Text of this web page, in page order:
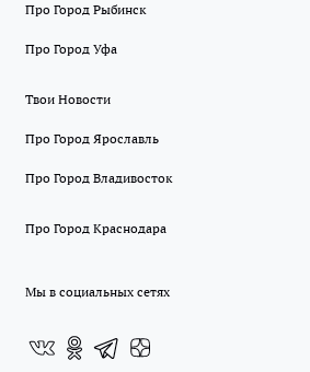
Про Город Рыбинск
Про Город Уфа
Твои Новости
Про Город Ярославль
Про Город Владивосток
Про Город Краснодара
Мы в социальных сетях